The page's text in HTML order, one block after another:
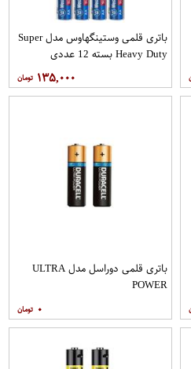
باتری قلمی وستینگهاوس مدل Super
Heavy Duty بسته 12 عددی
۱۳۵,۰۰۰
باتری قلمی دوراسل مدل ULTRA
POWER
۰